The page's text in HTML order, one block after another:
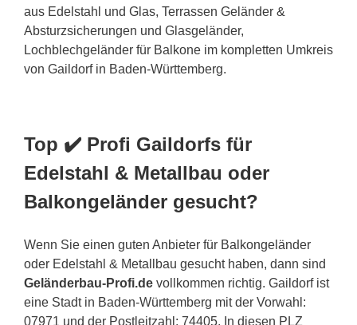
aus Edelstahl und Glas, Terrassen Geländer &
Absturzsicherungen und Glasgeländer,
Lochblechgeländer für Balkone im kompletten Umkreis
von Gaildorf in Baden-Württemberg.
Top ✔️ Profi Gaildorfs für
Edelstahl & Metallbau oder
Balkongeländer gesucht?
Wenn Sie einen guten Anbieter für Balkongeländer
oder Edelstahl & Metallbau gesucht haben, dann sind
Geländerbau-Profi.de vollkommen richtig. Gaildorf ist
eine Stadt in Baden-Württemberg mit der Vorwahl:
07971 und der Postleitzahl: 74405. In diesen PLZ